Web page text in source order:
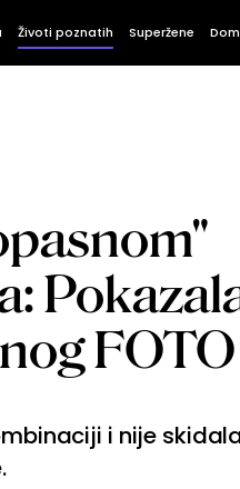
Životi poznatih Superžene
FOTO
i nije